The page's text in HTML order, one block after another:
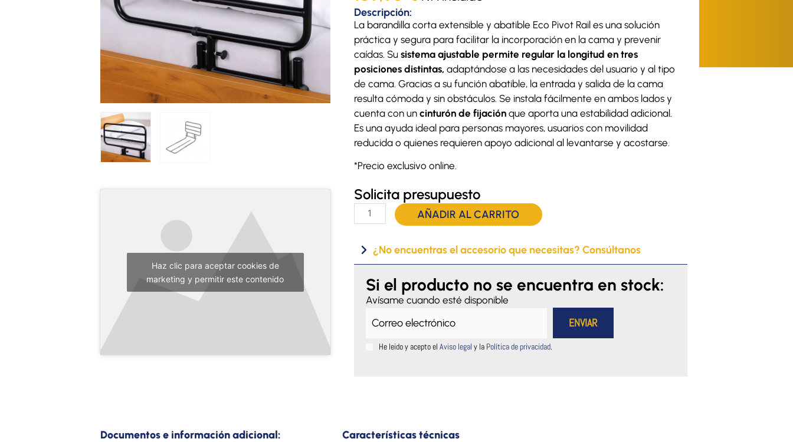
Haz clic para aceptar cookies de
marketing y permitir este contenido
Descripción:
La barandilla corta extensible y abatible Eco Pivot Rail es una solución
práctica y segura para facilitar la incorporación en la cama y prevenir
caídas. Su sistema ajustable permite regular la longitud en tres
posiciones distintas, adaptándose a las necesidades del usuario y al tipo
de cama. Gracias a su función abatible, la entrada y salida de la cama
resulta cómoda y sin obstáculos. Se instala fácilmente en ambos lados y
cuenta con un cinturón de fijaciónque aporta una estabilidad adicional.
Es una ayuda ideal para personas mayores, usuarios con movilidad
reducida o quienes requieren apoyo adicional al levantarse y acostarse.
*Precio exclusivo online.
Solicita presupuesto
Barandilla
corta,
abatible
Eco
Pivot
cantidad
AÑADIR AL CARRITO
¿No encuentras el accesorio que necesitas? Consúltanos
Si el producto no se encuentra en stock:
Avísame cuando esté disponible
He leido y acepto el Aviso legal y la Política de privacidad.
Documentos e información adicional: Características técnicas